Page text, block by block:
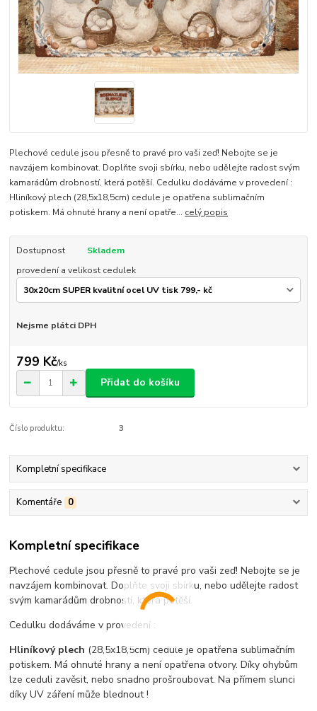
Plechové cedule jsou přesně to pravé pro vaši zeď! Nebojte se je
navzájem kombinovat. Doplňte svoji sbírku, nebo udělejte radost svým
kamarádům drobností, která potěší. Cedulku dodáváme v provedení :
Hliníkový plech (28,5x18,5cm) cedule je opatřena sublimačním
potiskem. Má ohnuté hrany a není opatře... celý popis
Dostupnost
Skladem
provedení a velikost cedulek
Nejsme plátci DPH
799 Kč/ks
Přidat do košíku
Číslo produktu: 3
Kompletní specifikace
Komentáře 0
Kompletní specifikace
Plechové cedule jsou přesně to pravé pro vaši zeď! Nebojte se je
navzájem kombinovat. Doplňte svoji sbírku, nebo udělejte radost
svým kamarádům drobností, která potěší.
Cedulku dodáváme v provedení :
Hliníkový plech (28,5x18,5cm) cedule je opatřena sublimačním
potiskem. Má ohnuté hrany a není opatřena otvory. Díky ohybům
lze ceduli zavěsit, nebo snadno prošroubovat. Na přímem slunci
díky UV záření může blednout !